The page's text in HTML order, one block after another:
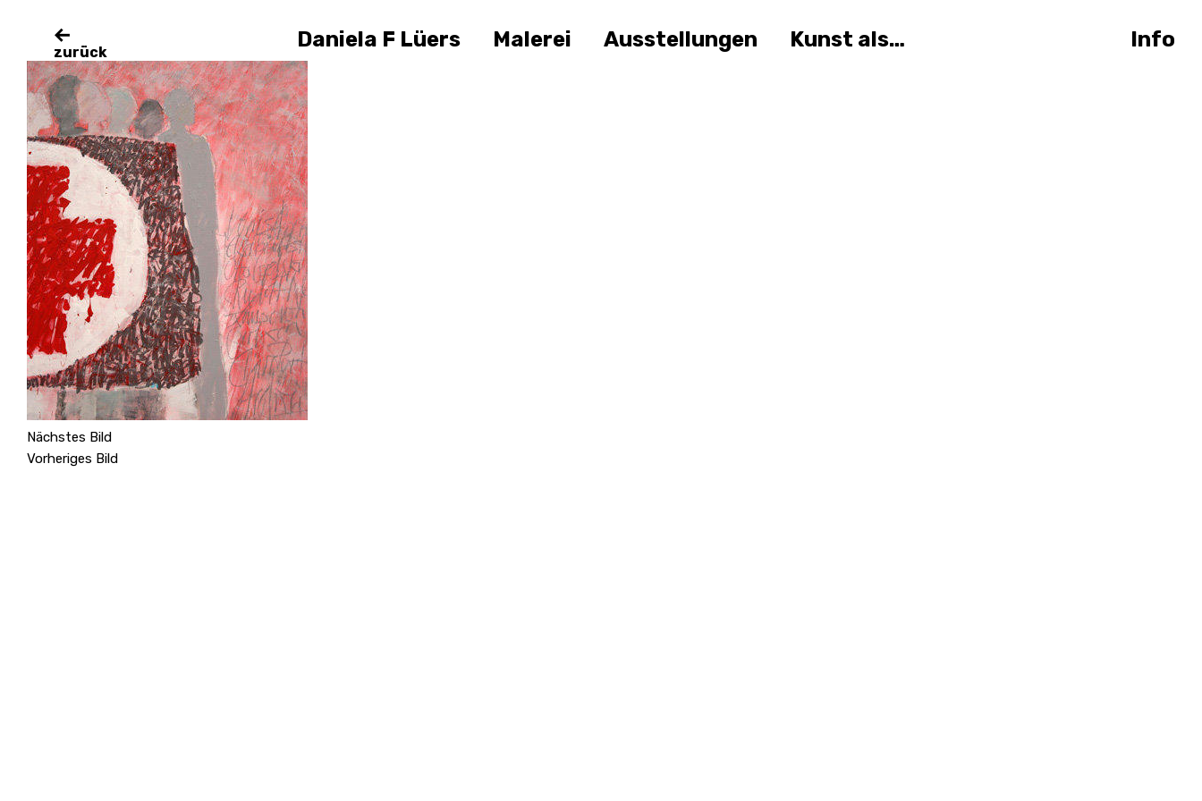
zurück
Daniela F Lüers Malerei Ausstellungen Kunst als… Info
Nächstes Bild
Vorheriges Bild